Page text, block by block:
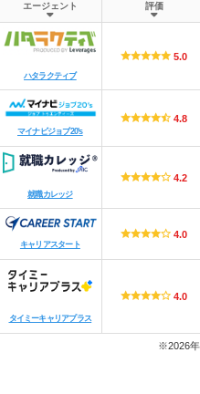
エージェント 評価
ハタラクティブ
5.0
マイナビジョブ20's
4.8
就職カレッジ
4.2
キャリアスタート
4.0
タイミーキャリアプラス
4.0
※2026年